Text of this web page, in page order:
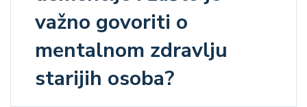
važno govoriti o
mentalnom zdravlju
starijih osoba?